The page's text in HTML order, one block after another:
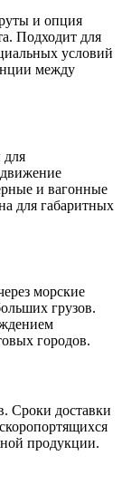
и опция
Подходит для
условий
между
для
и вагонные
для габаритных
морские
грузов.
городов.
Сроки доставки
продукции.